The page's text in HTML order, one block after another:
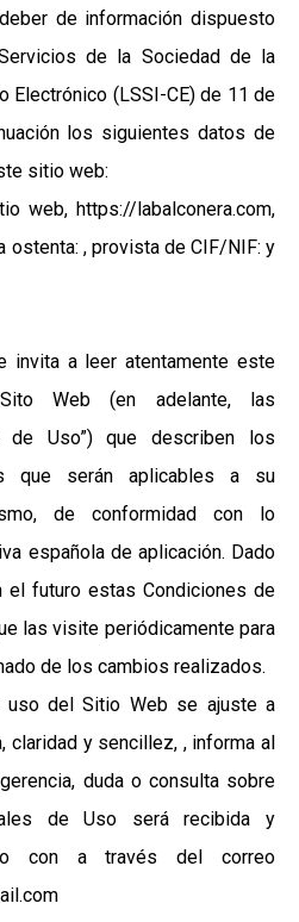
de información dispuesto
de la Sociedad de la
Electrónico (LSSI-CE) de 11 de
los siguientes datos de
sitio web:
web, https://labalconera.com,
ostenta: , provista de CIF/NIF: y
invita a leer atentamente este
Web (en adelante, las
de Uso”) que describen los
que serán aplicables a su
de conformidad con lo
española de aplicación. Dado
el futuro estas Condiciones de
las visite periódicamente para
de los cambios realizados.
del Sitio Web se ajuste a
claridad y sencillez, , informa al
duda o consulta sobre
de Uso será recibida y
con a través del correo